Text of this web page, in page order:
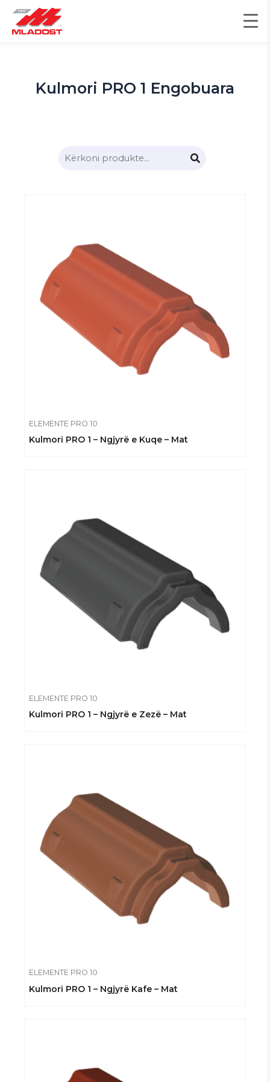
Skip
content
Kulmori PRO 1 Engobuara
ELEMENTE PRO 10
Kulmori PRO 1 – Ngjyrë e Kuqe – Mat
ELEMENTE PRO 10
Kulmori PRO 1 – Ngjyrë e Zezë – Mat
ELEMENTE PRO 10
Kulmori PRO 1 – Ngjyrë Kafe – Mat